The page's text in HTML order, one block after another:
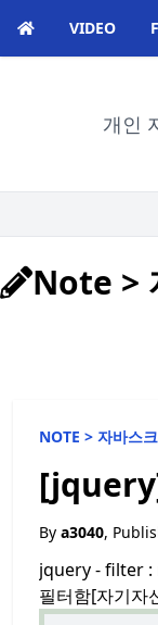
VIDEO
개인
Note >
NOTE > 자바스
By a3040,
jquery - filter :
필터함[자기자